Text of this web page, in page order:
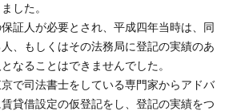
した。
証人が必要とされ、平成四年当時は、同
、もしくはその法務局に登記の実績のあ
なることはできませんでした。
で司法書士をしている専門家からアドバ
貸借設定の仮登記をし、登記の実績をつ